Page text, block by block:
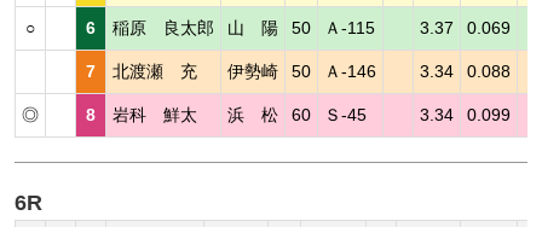
○ 6 稲原 良太郎 山 陽 50 Ａ-115 3.37 0.069
7 北渡瀬 充 伊勢崎 50 Ａ-146 3.34 0.088
◎ 8 岩科 鮮太 浜 松 60 Ｓ-45 3.34 0.099
6R